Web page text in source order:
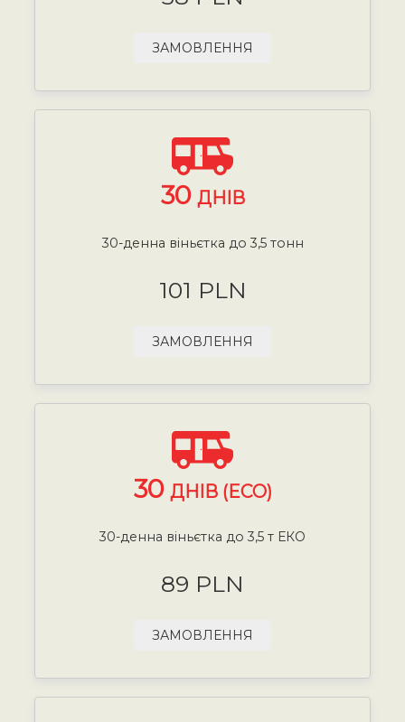
ЗАМОВЛЕННЯ
30 ДНІВ
30-денна віньєтка до 3,5 тонн
101 PLN
ЗАМОВЛЕННЯ
30 ДНІВ (ECO)
30-денна віньєтка до 3,5 т ЕКО
89 PLN
ЗАМОВЛЕННЯ